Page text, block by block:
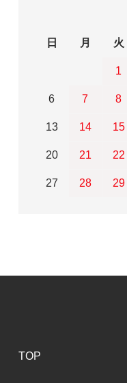
日
月 火
1
6 7 8
13 14 15
20 21 22
27 28 29
TOP